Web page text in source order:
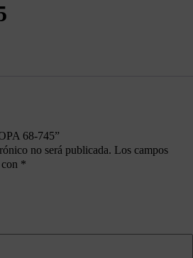
68-745”
no será publicada. Los campos
*